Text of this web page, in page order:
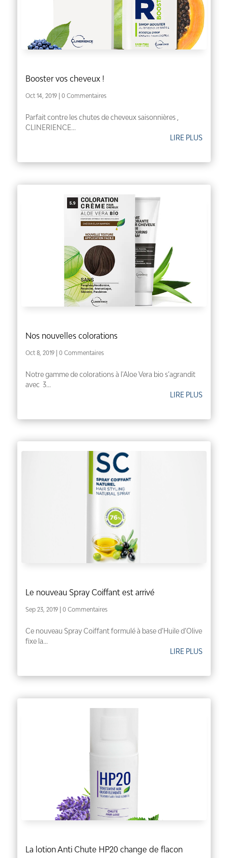
Booster vos cheveux !
Oct 14, 2019| 0 Commentaires
Parfait contre les chutes de cheveux saisonnières ,
CLINERIENCE...
LIRE PLUS
Nos nouvelles colorations
Oct 8, 2019| 0 Commentaires
Notre gamme de colorations à l'Aloe Vera bio s’agrandit
avec 3...
LIRE PLUS
Le nouveau Spray Coiffant est arrivé
Sep 23, 2019| 0 Commentaires
Ce nouveau Spray Coiffant formulé à base d’Huile d’Olive
fixe la...
LIRE PLUS
La lotion Anti Chute HP20 change de flacon